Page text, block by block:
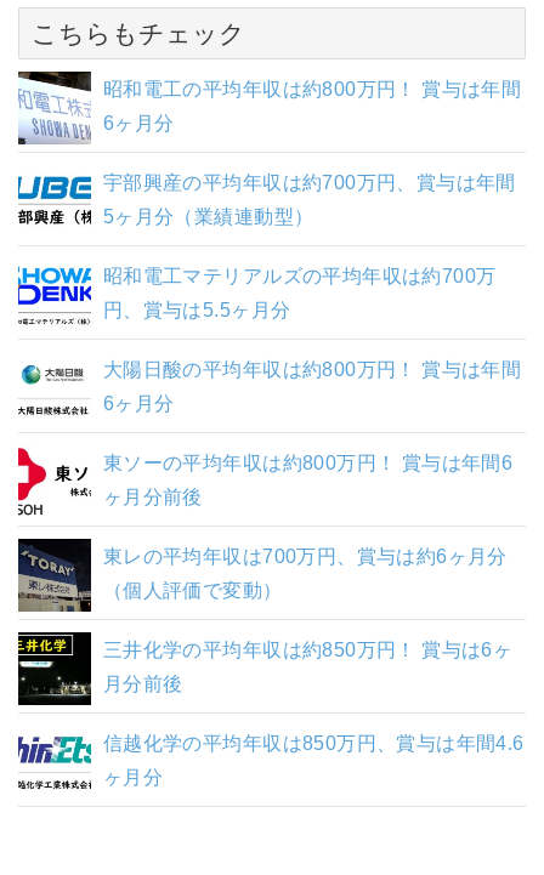
こちらもチェック
昭和電工の平均年収は約800万円！ 賞与は年間
6ヶ月分
宇部興産の平均年収は約700万円、賞与は年間
5ヶ月分（業績連動型）
昭和電工マテリアルズの平均年収は約700万
円、賞与は5.5ヶ月分
大陽日酸の平均年収は約800万円！ 賞与は年間
6ヶ月分
東ソーの平均年収は約800万円！ 賞与は年間6
ヶ月分前後
東レの平均年収は700万円、賞与は約6ヶ月分
（個人評価で変動）
三井化学の平均年収は約850万円！ 賞与は6ヶ
月分前後
信越化学の平均年収は850万円、賞与は年間4.6
ヶ月分